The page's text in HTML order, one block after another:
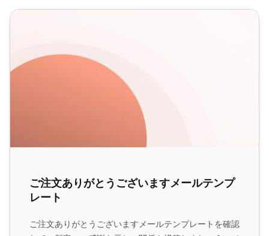
ご注文ありがとうございますメールテンプレート
ご注文ありがとうございますメールテンプ
レート
ご注文ありがとうございますメールテンプレートを確認